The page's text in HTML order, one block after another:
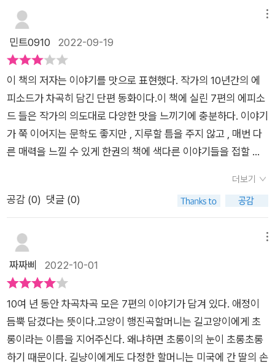
되지만, 친구들은 성미가 성폭행을 당했다며 뒷담화를 하네요. 하
지만 성미의 용기있는 행동이 성추행을 당했지만 숨기고 있었던
유미에게 또다른 용기를 주면서 피해자에게는 잘못이 없음을 깨
닫게 합니다. 7편의 이야기는 각각의 색깔을 가지면서 따뜻함과
감동을 전합니다. 예쁜 이야기들에 절로 미소가 지어지는 책이었
답니다. 책을 다 읽고도 다시 한 번 읽어보면 좋겠다는 생각을 하
게 되네요. 아이들에게 꼭 읽어보라고 권하고 싶은 책이랍니다.
구 기호의 자전거가 없어졌다. 찾고 보니 필요한 부분은 다 빼 갔
다.고쳐쓰는 아빠의 기술이 인정 받는 순간 민호는 기분이 좋아진
다.환경이 중요해지는 요즘 우리는 사용하던 물건을 다시 생각해
보게 한다. 야광귀신을 소재로 한 세 번째 이야기 ‘야광 귀신 축
구 놀이’ 와 램프의 요정인 ‘소원들어주는 할아버지’ 이야기는 상
상력을 키워주지만 유머적인 요소도 적절하게 들어있어서 읽는
동안웃게 만든다.야광귀신들이 알고 있는 최대숫자는 4, 축구놀
이에서 골을 5골 넣어 3:5가 외었는데 이긴 것이 아니라 졌다는
것이다.‘루프리텔캄 루프리텔캄 ’ 전단지속 램프의 요정 할아버지
이다.아무도 자신의 생일을 모른다고 생각한 보미에게 램프의 요
정인 할아버지가 보미의 소원을 들어주는 이야기이다. 그런데 가
족모두 보미의 생일을 알고 있었다. 일곱 번째 동화인 ‘내가 잡
았다’ 이야기는 용감한 상미의 행동으로 인해 상습범인 성추행범
을 잡게 되었다. 그런데 우리는 이 이야기에서 사실과 다르게 왜
곡되는 이야기가 당사자들에게 얼마나 큰 상처를 주고 있느지를
느끼게 하는 책이고, 이야기마다 읽고 난 후서로의 생각을 나눌
수 있는 좋은 책이다.
덕분에 민우네 가족은 새 물건을 사지못한다. 그렇지만 부러워하
던 기호의 새 자전거가 망가지자 '고치면 잘 탈 수 있을거야'라며
말랑말랑 자전거 2호라는 기호의 말에 아빠를 자랑스러워한다.
는게 더 많은데 환경과 기후를 생각한다면 미래의 우리 아이들에
게 무엇을 남겨줄 수있을지 걱정이다.(야광 귀신 축구놀이)는 준
모가 아끼는 축구화를 훔쳐 달아난 도깨비를 쫒아가 야광 귀신 나
라에서 야광 귀신들과 축구를 하다가 구름을 타고 돌아오는 이야
기로 상상력을 발휘해 이야기가 그림처럼 머릿속에 그려졌다.(캄
보댁)은 캄보디아 엄마와 한글을 모르는 할머니가 캄보디아로 떠
난 며느리를 이해해가는 과정이 잘 드러나고 있다.'엄마 오면 '강
뿌리내린 한국 사람으로 살고 싶다고 했거든.'(p75)점점 다문화
아이들도 늘어나고 있는데, 우리 사회는 아직도 그들을 편견의 눈
으로 바라보고 있는 것 같아 안타깝다.소원 들어주는 할아버지는
가족의 사랑을, 우리집에 온 직.박.구리는 생명의 소중함을, 내가
잡았다는 성미가 성추행을 당하고 범인을 쫒아가 잡는데 유리가
신고를 해주고 함께 힘을 모은다.7편의 다양한 단편동화들로 인
해 사회적 문제를 되짚어 보게되고, 가족의 사랑, 생명의 소중함
을 깨닫게 된 계기가 되었다. 청소년들과 이 책을 읽고 함께 작가
민트0910 2022-09-19
이 책의 저자는 이야기를 맛으로 표현했다. 작가의 10년간의 에
피소드가 차곡히 담긴 단편 동화이다.이 책에 실린 7편의 에피소
드 들은 작가의 의도대로 다양한 맛을 느끼기에 충분하다. 이야기
가 쭉 이어지는 문학도 좋지만 , 지루할 틈을 주지 않고 , 매번 다
른 매력을 느낄 수 있게 한권의 책에 색다른 이야기들을 접할 수
은 그 특징을 잘 살린것 같다. 가족간의 사랑과 이해, 이웃과의 이
야기, 생명의 존귀함, 사회적 편견 그리고 성추행등에 관련된 이
가족이 있다고 느꼈다. 그래서 더욱 결말들이 따뜻하다고 느껴졌
다.평소에 알지만 간과하고 지나쳤던 사회적 이슈들에 대해서도
다시한번 생각해볼 수 있는 기회를 접한거 같아 나 나름대로의 의
리다 보니 한편당 이야기가 너무 짧은거 같아 아쉬움이 남지만,
어린이들이 읽기에 가독성과 빠른 전개로 펼쳐지는 이야기들이
장점이라고 생각되어졌다.
더보기
공감 (0) 댓글 (0)
짜짜삐 2022-10-01
10여 년 동안 차곡차곡 모은 7편의 이야기가 담겨 있다. 애정이
듬뿍 담겼다는 뜻이다.고양이 행진곡할머니는 길고양이에게 초
롱이라는 이름을 지어주신다. 왜냐하면 초롱이의 눈이 초롱초롱
하기 때문이다. 길냥이에게도 다정한 할머니는 미국에 간 딸의 손